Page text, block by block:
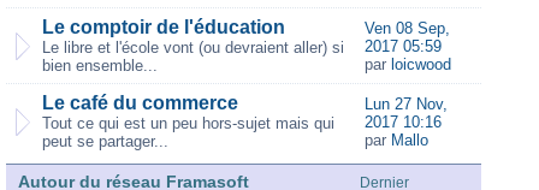
Le comptoir de l'éducation
Le libre et l'école vont (ou devraient aller) si
bien ensemble...
Ven 08 Sep,
2017 05:59
par loicwood
Le café du commerce
Tout ce qui est un peu hors-sujet mais qui
peut se partager...
Lun 27 Nov,
2017 10:16
par Mallo
Autour du réseau Framasoft
Dernier